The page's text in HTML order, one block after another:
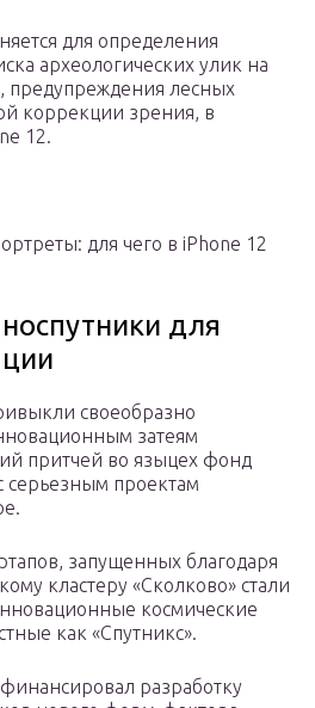
для определения
археологических улик на
предупреждения лесных
коррекции зрения, в
12.
для чего в iPhone 12
для
своеобразно
затеям
притчей во языцех фонд
серьезным проектам
запущенных благодаря
кластеру «Сколково» стали
космические
как «Спутникс».
разработку